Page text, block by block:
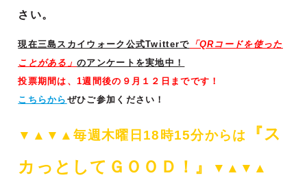
さい。
現在三島スカイウォーク公式Twitterで 「QRコードを使った
ことがある 」のアンケートを実地中！
投票期間は、1週間後の９月１２日までです！
こちらから ぜひご参加ください！
▼▲▼▲毎週木曜日18時15分からは
『ス
カっとして ＧＯＯＤ！』 ▼▲▼▲